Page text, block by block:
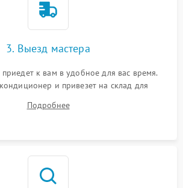
3. Выезд мастера
к вам в удобное для вас время.
и привезет на склад для
Подробнее